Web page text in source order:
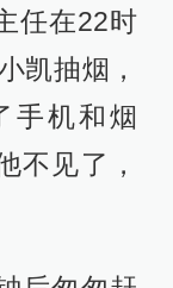
任在22时
凯抽烟，
手机和烟
不见了，